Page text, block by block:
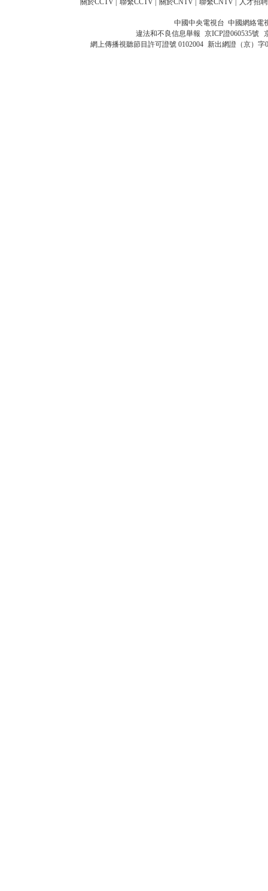
關於CCTV 聯繫CCTV 關於CNTV 聯繫CNTV 人才招聘
中國中央電視台 中國網絡電
違法和不良信息舉報 京ICP證060535號
網上傳播視聽節目許可證號 0102004 新出網證（京）